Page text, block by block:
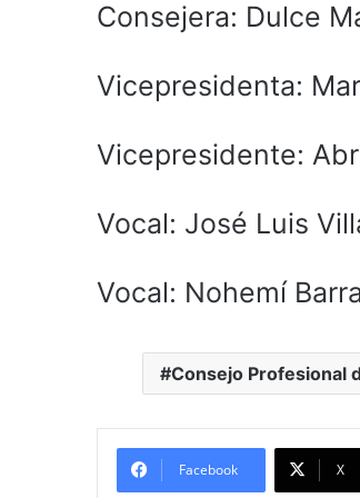
Consejera: Dulce
Vicepresidenta:
Vicepresidente:
Vocal: José Luis
Vocal: Nohemí
Consejo Profesional
Facebook X